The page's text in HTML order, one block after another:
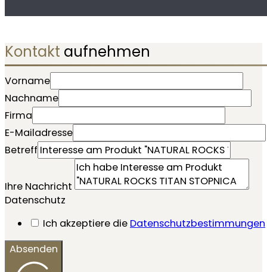
Kontakt aufnehmen
Vorname
Nachname
Firma
E-Mailadresse
Betreff
Ihre Nachricht
Datenschutz
Ich akzeptiere die Datenschutzbestimmungen
Absenden